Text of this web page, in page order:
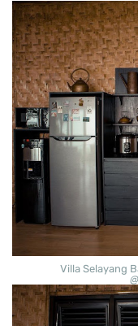
Villa Selayang